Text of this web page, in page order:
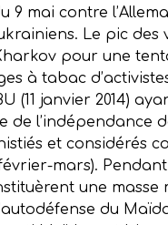
9 mai contre
Le pic
pour une
à tabac
(11 janvier 2014)
de l’indépendance
et considérés
mars). Pendant
une
du